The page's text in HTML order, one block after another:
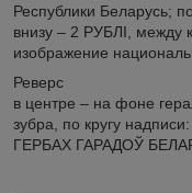
Республики Беларусь;
внизу – 2 РУБЛI, между
изображение
Реверс
в центре – на фоне
зубра, по кругу
ГЕРБАХ ГАРАДОЎ